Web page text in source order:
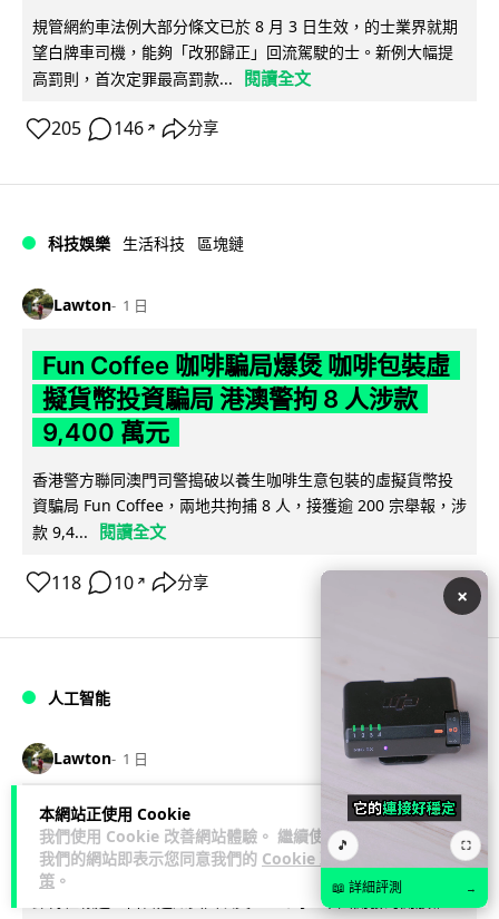
本網站正使用 Cookie
我們使用 Cookie 改善網站體驗。 繼續使用
我們的網站即表示您同意我們的 Cookie 政
策 。
規管網約車法例大部分條文已於 8 月 3 日生效，的士業界就期
望白牌車司機，能夠「改邪歸正」回流駕駛的士。新例大幅提
高罰則，首次定罪最高罰款...
閱讀全文
205 146 ↗ 分享
科技娛樂 生活科技 區塊鏈
Lawton 1 日
Fun Coffee 咖啡騙局爆煲 咖啡包裝虛
擬貨幣投資騙局 港澳警拘 8 人涉款
9,400 萬元
香港警方聯同澳門司警搗破以養生咖啡生意包裝的虛擬貨幣投
資騙局 Fun Coffee，兩地共拘捕 8 人，接獲逾 200 宗舉報，涉
款 9,4...
閱讀全文
118 10 ↗ 分享
人工智能
Lawton 1 日
白宮拒測中國開放 AI 模型 業界質疑安
全框架選擇性執行
彭博社報道，白宮通知美國頂尖 AI 公司，中國開發的開放權重
×
🎵 ⛶
📖 詳細評測 →